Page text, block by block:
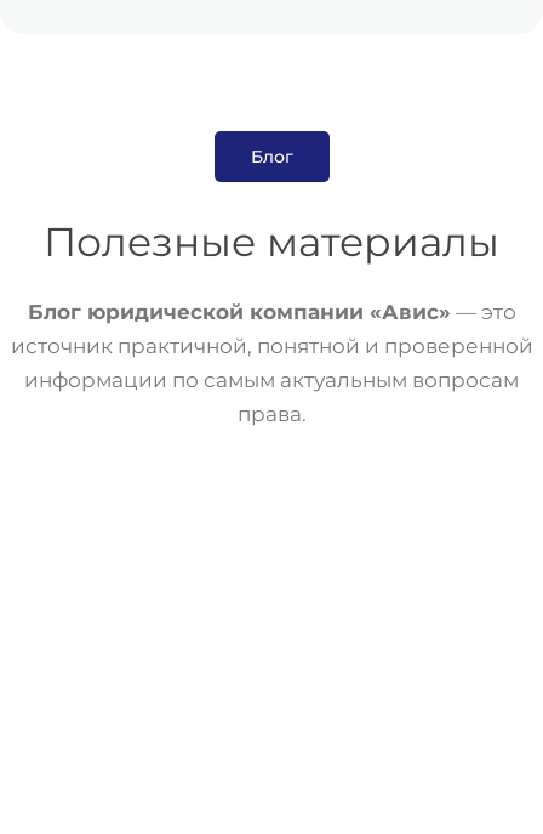
Блог
Полезные материалы
Блог юридической компании «Авис» — это
источник практичной, понятной и проверенной
информации по самым актуальным вопросам
права.